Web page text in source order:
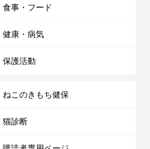
食事・フード
健康・病気
保護活動
ねこのきもち健保
猫診断